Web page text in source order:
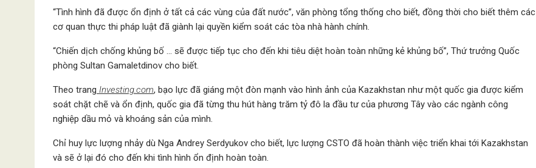
“Tình hình đã được ổn định ở tất cả các vùng của đất nước”, văn phòng tổng thống cho biết, đồng thời cho biết thêm các
cơ quan thực thi pháp luật đã giành lại quyền kiểm soát các tòa nhà hành chính.
“Chiến dịch chống khủng bố … sẽ được tiếp tục cho đến khi tiêu diệt hoàn toàn những kẻ khủng bố”, Thứ trưởng Quốc
phòng Sultan Gamaletdinov cho biết.
Theo trang Investing.com, bạo lực đã giáng một đòn mạnh vào hình ảnh của Kazakhstan như một quốc gia được kiểm
soát chặt chẽ và ổn định, quốc gia đã từng thu hút hàng trăm tỷ đô la đầu tư của phương Tây vào các ngành công
nghiệp dầu mỏ và khoáng sản của mình.
Chỉ huy lực lượng nhảy dù Nga Andrey Serdyukov cho biết, lực lượng CSTO đã hoàn thành việc triển khai tới Kazakhstan
và sẽ ở lại đó cho đến khi tình hình ổn định hoàn toàn.